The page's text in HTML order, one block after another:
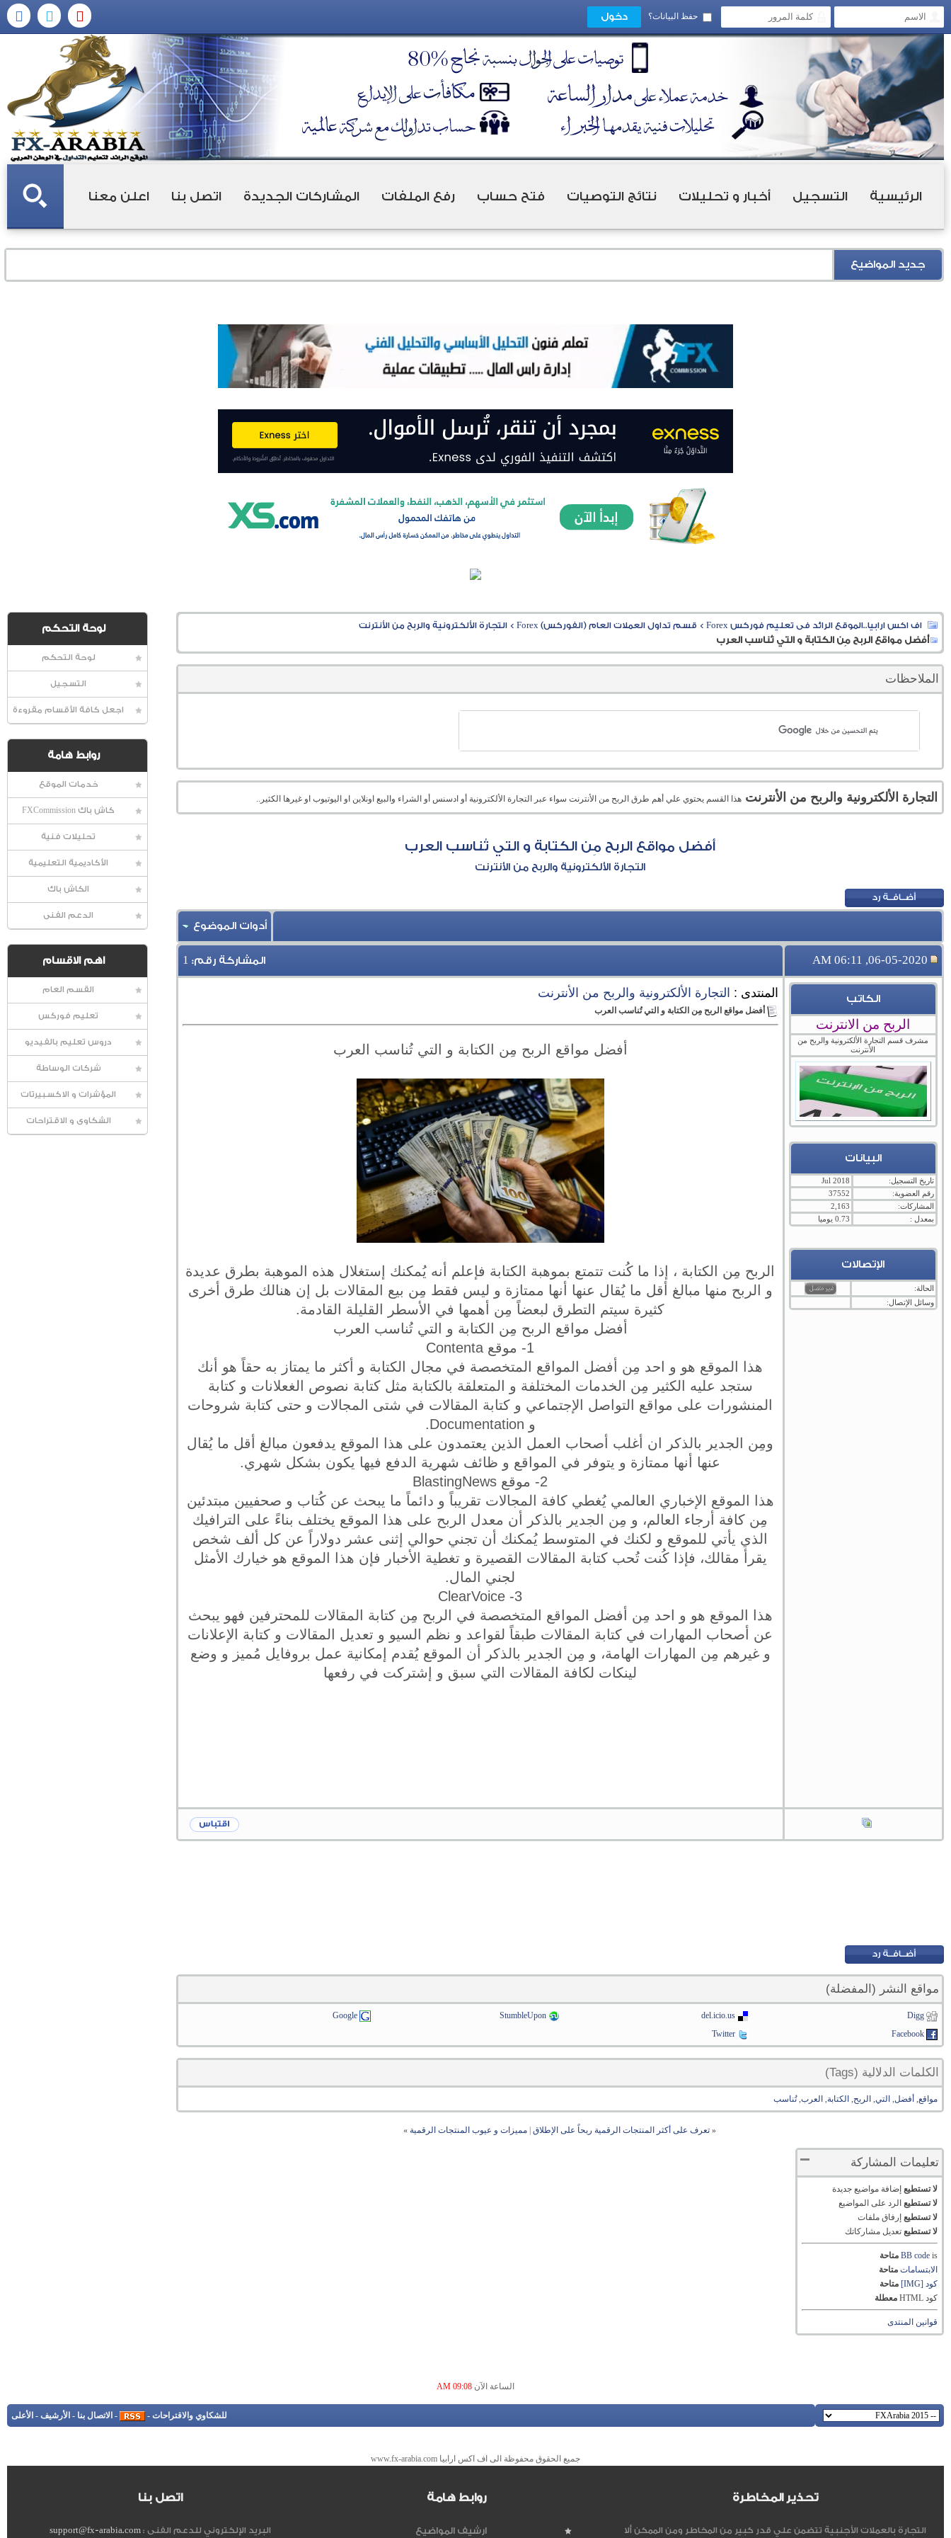
حفظ البيانات؟
الرئيسية التسجيل أخبار و تحليلات نتائج التوصيات فتح حساب رفع الملفات المشاركات الجديدة اتصل بنا اعلن معنا
جديد المواضيع
لوحة التحكم
لوحة التحكم
التسجيل
اجعل كافة الأقسام مقروءة
روابط هامة
خدمات الموقع
كاش باك FXCommission
تحليلات فنية
الأكاديمية التعليمية
الكاش باك
الدعم الفنى
اهم الاقسام
القسم العام
تعليم فوركس
دروس تعليم بالفيديو
شركات الوساطة
المؤشرات و الاكسبيرتات
الشكاوى و الاقتراحات
اف اكس ارابيا..الموقع الرائد فى تعليم فوركس Forex > قسم تداول العملات العام (الفوركس) Forex >التجارة الألكترونية والربح من الأنترنت
أفضل مواقع الربح مِن الكتابة و التي تُناسب العرب
الملاحظات
التجارة الألكترونية والربح من الأنترنت هذا القسم يحتوي علي أهم طرق الربح من الأنترنت سواء عبر التجارة الألكترونية أو ادسنس أو الشراء والبيع اونلاين او اليوتيوب او غيرها الكثير..
أفضل مواقع الربح مِن الكتابة و التي تُناسب العرب
التجارة الألكترونية والربح من الأنترنت
أدوات الموضوع
06-05-2020, 06:11 AM المشاركة رقم: 1
الكاتب
الربح من الانترنت
مشرف قسم التجارة الألكترونية والربح من
الأنترنت
البيانات
تاريخ التسجيل:
Jul 2018
رقم العضوية:
37552
المشاركات:
2,163
بمعدل :
0.73 يوميا
الإتصالات
الحالة:
وسائل الإتصال:
المنتدى : التجارة الألكترونية والربح من الأنترنت
أفضل مواقع الربح مِن الكتابة و التي تُناسب العرب
أفضل مواقع الربح مِن الكتابة و التي تُناسب العرب
الربح مِن الكتابة ، إذا ما كُنت تتمتع بموهبة الكتابة فإعلم أنه يُمكنك إستغلال هذه الموهبة بطرق عديدة
و الربح منها مبالغ أقل ما يُقال عنها أنها ممتازة و ليس فقط مِن بيع المقالات بل إن هنالك طرق أخرى
كثيرة سيتم التطرق لبعضاً مِن أهمها في الأسطر القليلة القادمة.
أفضل مواقع الربح مِن الكتابة و التي تُناسب العرب
1- موقع Contenta
هذا الموقع هو و احد مِن أفضل المواقع المتخصصة في مجال الكتابة و أكثر ما يمتاز به حقاً هو أنك
ستجد عليه الكثير مِن الخدمات المختلفة و المتعلقة بالكتابة مثل كتابة نصوص الغعلانات و كتابة
المنشورات على مواقع التواصل الإجتماعي و كتابة المقالات في شتى المجالات و حتى كتابة شروحات
و Documentation.
ومِن الجدير بالذكر ان أغلب أصحاب العمل الذين يعتمدون على هذا الموقع يدفعون مبالغ أقل ما يُقال
عنها أنها ممتازة و يتوفر في المواقع و ظائف شهرية الدفع فيها يكون بشكل شهري.
2- موقع BlastingNews
هذا الموقع الإخباري العالمي يُغطي كافة المجالات تقريباً و دائماً ما يبحث عن كُتاب و صحفيين مبتدئين
مِن كافة أرجاء العالم، و مِن الجدير بالذكر أن معدل الربح على هذا الموقع يختلف بناءً على الترافيك
الذي يأتي للموقع و لكنك في المتوسط يُمكنك أن تجني حوالي إثنى عشر دولاراً عن كل ألف شخص
يقرأ مقالك، فإذا كُنت تُحب كتابة المقالات القصيرة و تغطية الأخبار فإن هذا الموقع هو خيارك الأمثل
لجني المال.
3- ClearVoice
هذا الموقع هو و احد مِن أفضل المواقع المتخصصة في الربح مِن كتابة المقالات للمحترفين فهو يبحث
عن أصحاب المهارات في كتابة المقالات طبقاً لقواعد و نظم السيو و تعديل المقالات و كتابة الإعلانات
و غيرهم مِن المهارات الهامة، و مِن الجدير بالذكر أن الموقع يُقدم إمكانية عمل بروفايل مُميز و وضع
لينكات لكافة المقالات التي سبق و إشتركت في رفعها
مواقع النشر (المفضلة)
Digg
del.icio.us
StumbleUpon
Google
Facebook
Twitter
الكلمات الدلالية (Tags)
مواقع, أفضل, التي, الربح, الكتابة, العرب,تُناسب
« تعرف على أكثر المنتجات الرقمية ربحاً على الإطلاق| مميزات و عيوب المنتجات الرقمية »
تعليمات المشاركة
لا تستطيع إضافة مواضيع جديدة
لا تستطيع الرد على المواضيع
لا تستطيع إرفاق ملفات
لا تستطيع تعديل مشاركاتك
BB codeis
متاحة
الابتسامات متاحة
كود [IMG]
متاحة
كود HTML
معطلة
قوانين المنتدى
الساعة الآن 09:08 AM
للشكاوي والاقتراحات -
- الاتصال بنا - الأرشيف - الأعلى
جميع الحقوق محفوظة الى اف اكس ارابيا www.fx-arabia.com
تحذير المخاطرة
التجارة بالعملات الأجنبية تتضمن علي قدر كبير من المخاطر ومن الممكن ألا
روابط هامة
ارشيف المواضيع
اتصل بنا
البريد الإلكتروني للدعم الفنى :support@fx-arabia.com